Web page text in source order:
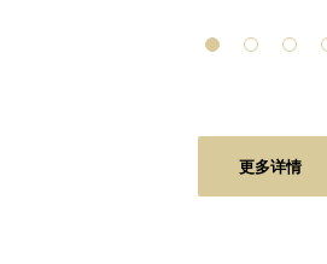
更多详情